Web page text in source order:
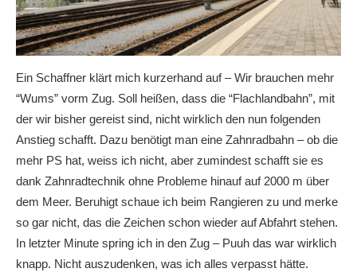
Ein Schaffner klärt mich kurzerhand auf – Wir brauchen mehr
“Wums” vorm Zug. Soll heißen, dass die “Flachlandbahn”, mit
der wir bisher gereist sind, nicht wirklich den nun folgenden
Anstieg schafft. Dazu benötigt man eine Zahnradbahn – ob die
mehr PS hat, weiss ich nicht, aber zumindest schafft sie es
dank Zahnradtechnik ohne Probleme hinauf auf 2000 m über
dem Meer. Beruhigt schaue ich beim Rangieren zu und merke
so gar nicht, das die Zeichen schon wieder auf Abfahrt stehen.
In letzter Minute spring ich in den Zug – Puuh das war wirklich
knapp. Nicht auszudenken, was ich alles verpasst hätte.